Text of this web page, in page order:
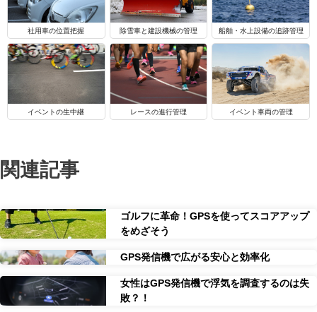
社用車の位置把握 除雪車と建設機械の管理 船舶・水上設備の追跡管理
イベントの生中継 レースの進行管理 イベント車両の管理
関連記事
ゴルフに革命！GPSを使ってスコアアップ
をめざそう
GPS発信機で広がる安心と効率化
女性はGPS発信機で浮気を調査するのは失
敗？！